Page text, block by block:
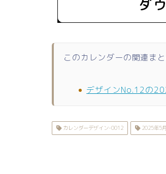
このカレンダーの関連ま
デザインNo.12の
カレンダーデザイン-0012 2025年5